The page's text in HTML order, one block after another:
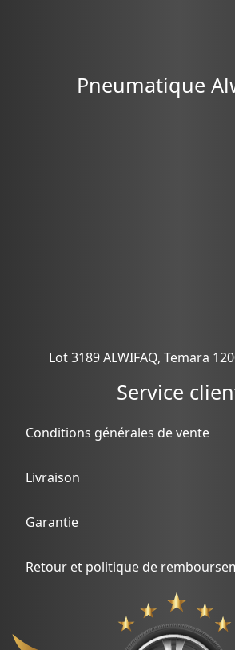
Pneumatique
Lot 3189 ALWIFAQ, Temara
Service
Conditions générales de vente
Livraison
Garantie
Retour et politique de